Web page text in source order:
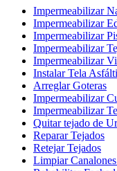
Impermeabilizar
Impermeabilizar
Impermeabilizar
Impermeabilizar
Impermeabilizar
Instalar Tela
Arreglar Goteras
Impermeabilizar
Impermeabilizar
Quitar tejado de
Reparar Tejados
Retejar Tejados
Limpiar